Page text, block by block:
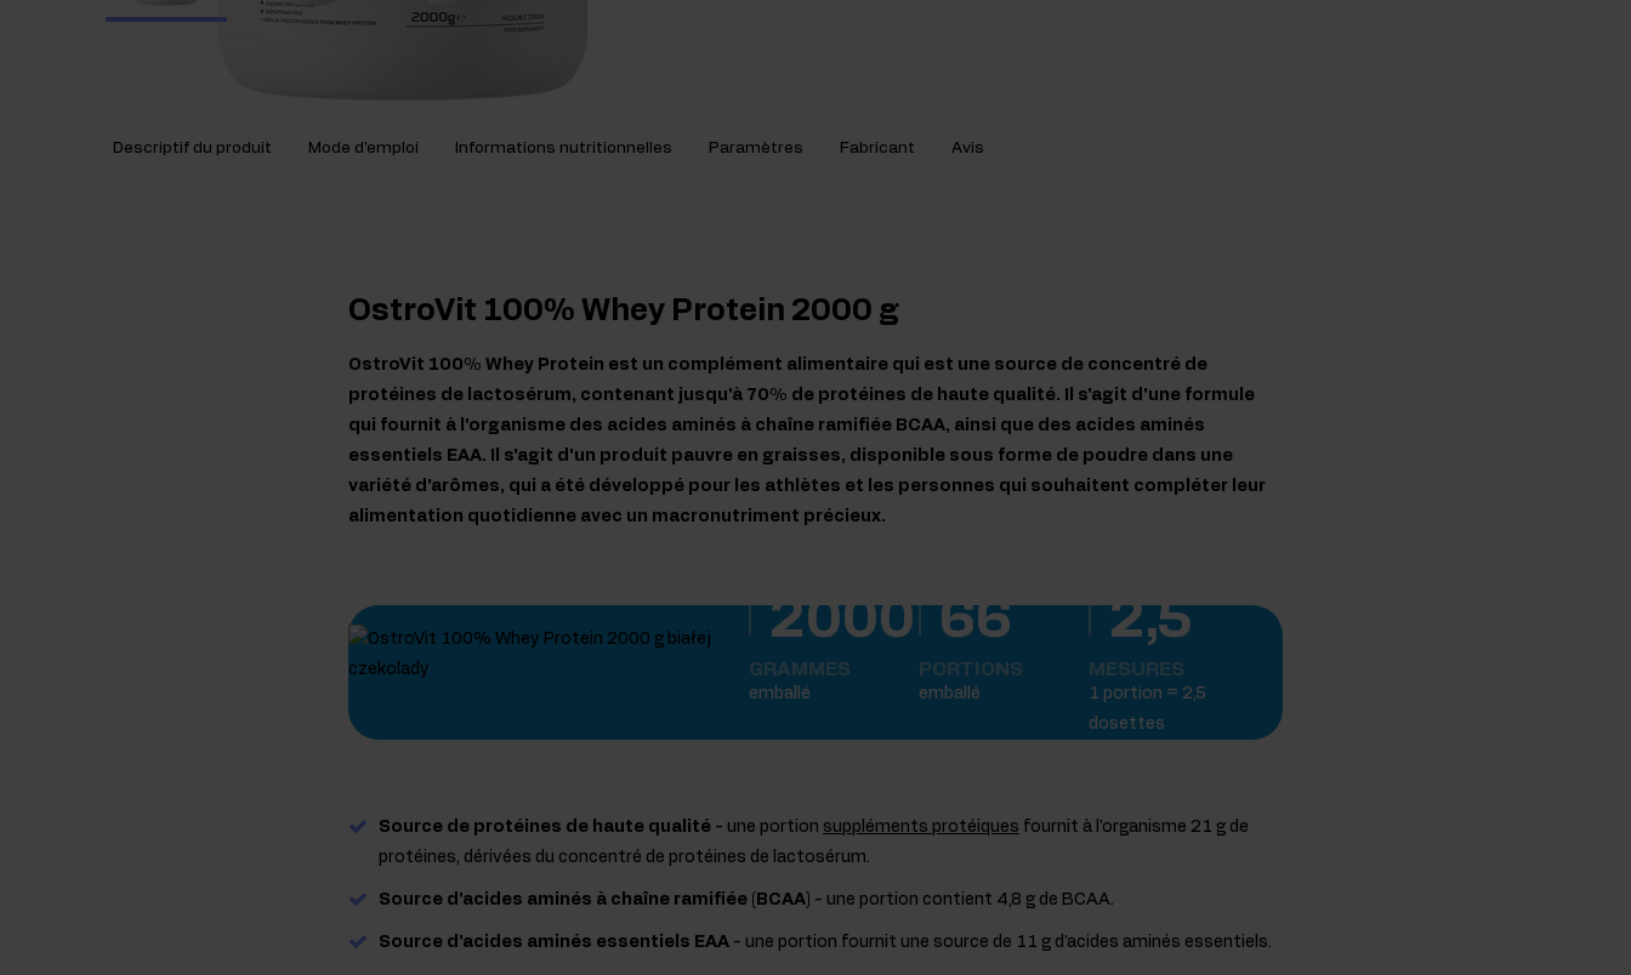
Descriptif du produit Mode d'emploi Informations nutritionnelles Paramètres Fabricant Avis
OstroVit 100% Whey Protein 2000 g
OstroVit 100% Whey Protein est un complément alimentaire qui est une source de concentré de
protéines de lactosérum, contenant jusqu'à 70% de protéines de haute qualité. Il s'agit d'une formule
qui fournit à l'organisme des acides aminés à chaîne ramifiée BCAA, ainsi que des acides aminés
essentiels EAA. Il s'agit d'un produit pauvre en graisses, disponible sous forme de poudre dans une
variété d'arômes, qui a été développé pour les athlètes et les personnes qui souhaitent compléter leur
alimentation quotidienne avec un macronutriment précieux.
2000
GRAMMES
emballé
66
PORTIONS
emballé
2,5
MESURES
1 portion = 2,5
dosettes
Source de protéines de haute qualité - une portion suppléments protéiques fournit à l'organisme 21 g de
protéines, dérivées du concentré de protéines de lactosérum.
Source d'acides aminés à chaîne ramifiée (BCAA) - une portion contient 4,8 g de BCAA.
Source d'acides aminés essentiels EAA - une portion fournit une source de 11 g d'acides aminés essentiels.